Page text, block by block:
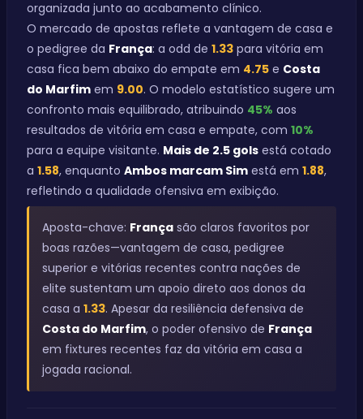
organizada junto ao acabamento clínico.
O mercado de apostas reflete a vantagem de casa e
o pedigree da França: a odd de 1.33 para vitória em
casa fica bem abaixo do empate em 4.75 e Costa
do Marfim em 9.00. O modelo estatístico sugere um
confronto mais equilibrado, atribuindo 45% aos
resultados de vitória em casa e empate, com 10%
para a equipe visitante. Mais de 2.5 gols está cotado
a 1.58, enquanto Ambos marcam Sim está em 1.88,
refletindo a qualidade ofensiva em exibição.
Aposta-chave: França são claros favoritos por
boas razões—vantagem de casa, pedigree
superior e vitórias recentes contra nações de
elite sustentam um apoio direto aos donos da
casa a 1.33. Apesar da resiliência defensiva de
Costa do Marfim, o poder ofensivo de França
em fixtures recentes faz da vitória em casa a
jogada racional.